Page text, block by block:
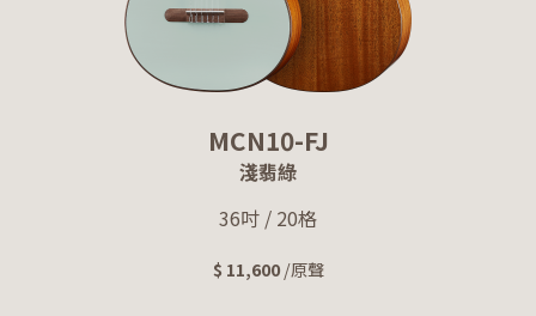
MCN10-FJ
淺翡綠
36吋 / 20格
$ 11,600/原聲